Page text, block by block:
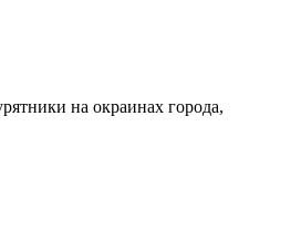
на окраинах города,